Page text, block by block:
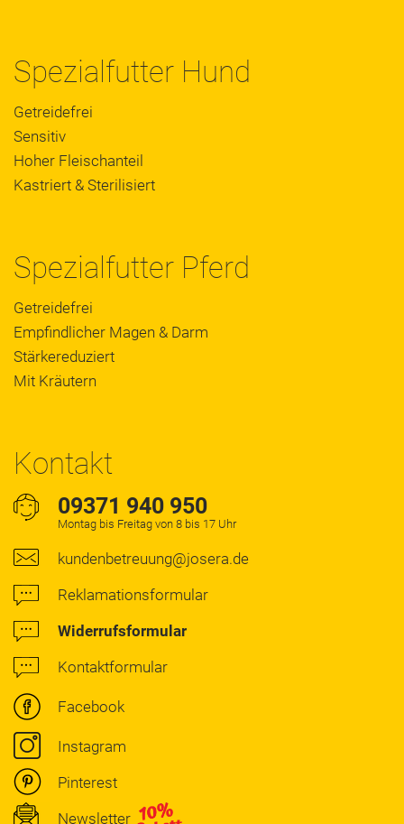
Spezialfutter Hund
Getreidefrei
Sensitiv
Hoher Fleischanteil
Kastriert & Sterilisiert
Spezialfutter Pferd
Getreidefrei
Empfindlicher Magen & Darm
Stärkereduziert
Mit Kräutern
Kontakt
09371 940 950
Montag bis Freitag von 8 bis 17 Uhr
kundenbetreuung@josera.de
Reklamationsformular
Widerrufsformular
Kontaktformular
Facebook
Instagram
Pinterest
Newsletter